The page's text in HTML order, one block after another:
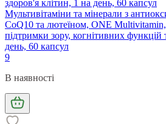
Мультивітаміни та мінерали з
CoQ10 та лютеїном, ONE
підтримки зору, когнітивних функцій
день, 60 капсул
9
В наявності